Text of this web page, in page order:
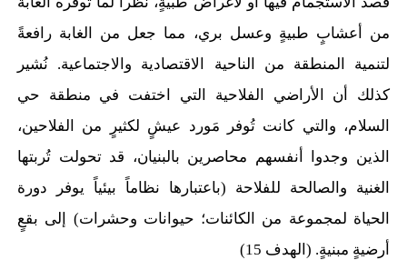
من أعشابٍ طبيةٍ وعسل بري، مما جعل من الغابة رافعةً
لتنمية المنطقة من الناحية الاقتصادية والاجتماعية. نُشير
كذلك أن الأراضي الفلاحية التي اختفت في منطقة حي
السلام، والتي كانت تُوفر مَورد عيشٍ لكثيرٍ من الفلاحين،
الذين وجدوا أنفسهم محاصرين بالبنيان، قد تحولت تُربتها
الغنية والصالحة للفلاحة (باعتبارها نظاماً بيئياً يوفر دورة
الحياة لمجموعة من الكائنات؛ حيوانات وحشرات) إلى بقعٍ
أرضيةٍ مبنيةٍ. (الهدف 15)